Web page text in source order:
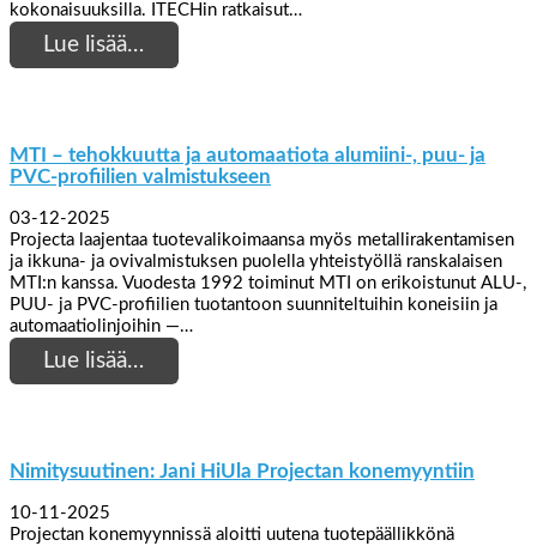
kokonaisuuksilla. ITECHin ratkaisut…
Lue lisää…
MTI – tehokkuutta ja automaatiota alumiini-, puu- ja
PVC-profiilien valmistukseen
03-12-2025
Projecta laajentaa tuotevalikoimaansa myös metallirakentamisen
ja ikkuna- ja ovivalmistuksen puolella yhteistyöllä ranskalaisen
MTI:n kanssa. Vuodesta 1992 toiminut MTI on erikoistunut ALU-,
PUU- ja PVC-profiilien tuotantoon suunniteltuihin koneisiin ja
automaatiolinjoihin —…
Lue lisää…
Nimitysuutinen: Jani HiUla Projectan konemyyntiin
10-11-2025
Projectan konemyynnissä aloitti uutena tuotepäällikkönä